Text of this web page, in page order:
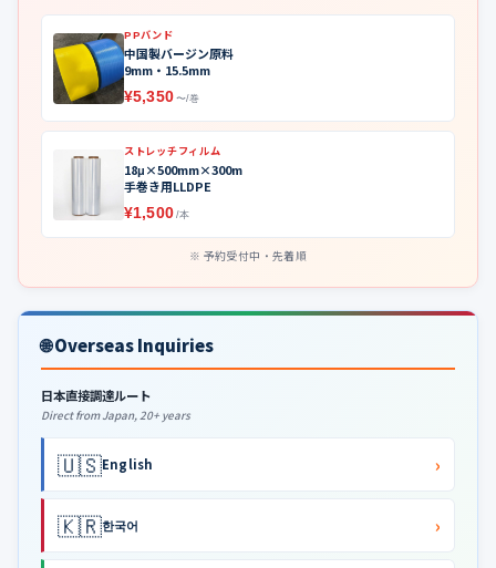
PPバンド
中国製バージン原料
9mm・15.5mm
¥5,350 〜/巻
ストレッチフィルム
18μ×500mm×300m
手巻き用LLDPE
¥1,500 /本
予約受付中・先着順
🌐 Overseas Inquiries
日本直接調達ルート
Direct from Japan, 20+ years
🇺🇸English ›
🇰🇷한국어 ›